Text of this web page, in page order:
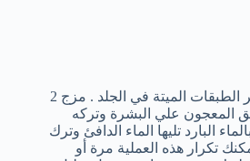
يعمل خل التفاح علي تقشير الطبقات الميتة في الجلد . مزج 2
المعجون علي البشرة وتركه
بالماء البارد تليها الماء الدافئ وترك
تكرار هذه العملية مرة أو